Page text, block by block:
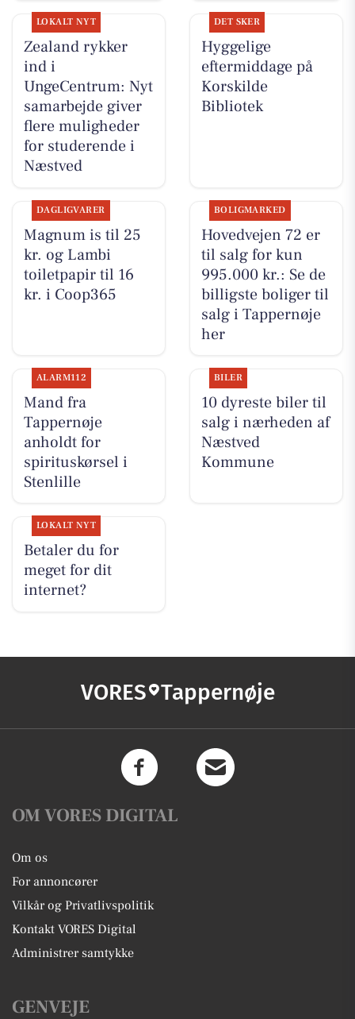
LOKALT NYT
Zealand rykker
ind i
UngeCentrum: Nyt
samarbejde giver
flere muligheder
for studerende i
Næstved
DET SKER
Hyggelige
eftermiddage på
Korskilde
Bibliotek
DAGLIGVARER
Magnum is til 25
kr. og Lambi
toiletpapir til 16
kr. i Coop365
BOLIGMARKED
Hovedvejen 72 er
til salg for kun
995.000 kr.: Se de
billigste boliger til
salg i Tappernøje
her
ALARM112
Mand fra
Tappernøje
anholdt for
spirituskørsel i
Stenlille
BILER
10 dyreste biler til
salg i nærheden af
Næstved
Kommune
LOKALT NYT
Betaler du for
meget for dit
internet?
VORES Tappernøje
OM VORES DIGITAL
Om os
For annoncører
Vilkår og Privatlivspolitik
Kontakt VORES Digital
Administrer samtykke
GENVEJE